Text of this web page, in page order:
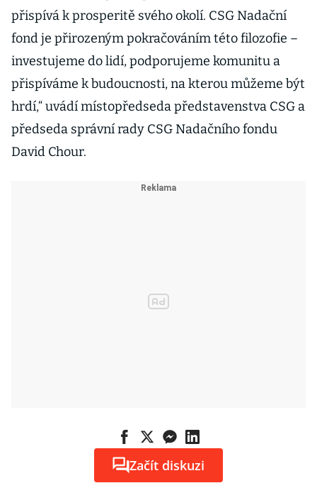
přispívá k prosperitě svého okolí. CSG Nadační
fond je přirozeným pokračováním této filozofie –
investujeme do lidí, podporujeme komunitu a
přispíváme k budoucnosti, na kterou můžeme být
hrdí,“ uvádí místopředseda představenstva CSG a
předseda správní rady CSG Nadačního fondu
David Chour.
Začít diskuzi